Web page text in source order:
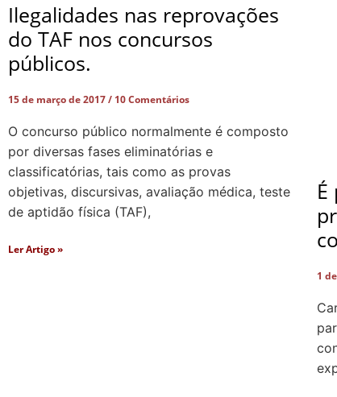
Ilegalidades nas reprovações
do TAF nos concursos
públicos.
15 de março de 2017 10 Comentários
O concurso público normalmente é composto
por diversas fases eliminatórias e
classificatórias, tais como as provas
objetivas, discursivas, avaliação médica, teste
de aptidão física (TAF),
Ler Artigo »
1